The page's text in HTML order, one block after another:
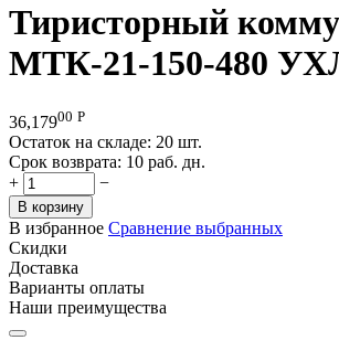
Тиристорный
МТК-21-150-480
36,17900 Р
Остаток на складе: 20 шт.
Срок возврата: 10 раб. дн.
+
−
В корзину
В избранное Сравнение выбранных
Скидки
Доставка
Варианты оплаты
Наши преимущества